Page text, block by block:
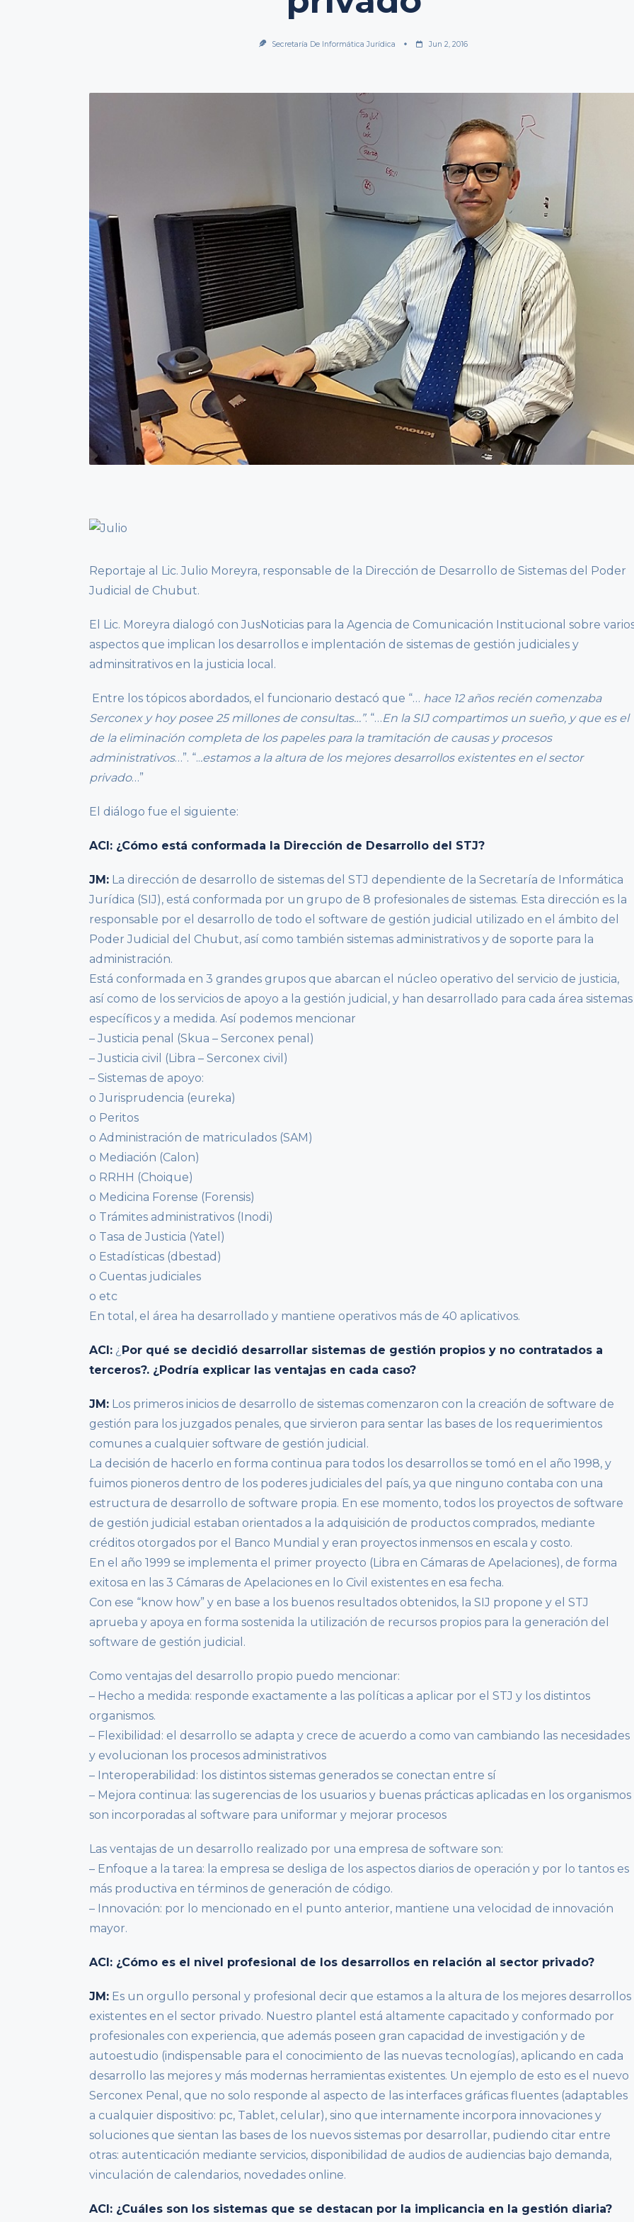
Secretaría De Informática Jurídica Jun 2, 2016
Reportaje al Lic. Julio Moreyra, responsable de la Dirección de Desarrollo de Sistemas del Poder
Judicial de Chubut.
El Lic. Moreyra dialogó con JusNoticias para la Agencia de Comunicación Institucional sobre
aspectos que implican los desarrollos e implentación de sistemas de gestión judiciales y
adminsitrativos en la justicia local.
Entre los tópicos abordados, el funcionario destacó que “… hace 12 años recién comenzaba
Serconex y hoy posee 25 millones de consultas…”. “…En la SIJ compartimos un sueño, y que es el
de la eliminación completa de los papeles para la tramitación de causas y procesos
administrativos…”. “...estamos a la altura de los mejores desarrollos existentes en el sector
privado…”
El diálogo fue el siguiente:
ACI: ¿Cómo está conformada la Dirección de Desarrollo del STJ?
JM: La dirección de desarrollo de sistemas del STJ dependiente de la Secretaría de Informática
Jurídica (SIJ), está conformada por un grupo de 8 profesionales de sistemas. Esta dirección es la
responsable por el desarrollo de todo el software de gestión judicial utilizado en el ámbito del
Poder Judicial del Chubut, así como también sistemas administrativos y de soporte para la
administración.
Está conformada en 3 grandes grupos que abarcan el núcleo operativo del servicio de justicia,
así como de los servicios de apoyo a la gestión judicial, y han desarrollado para cada área sistemas
específicos y a medida. Así podemos mencionar
– Justicia penal (Skua – Serconex penal)
– Justicia civil (Libra – Serconex civil)
– Sistemas de apoyo:
o Jurisprudencia (eureka)
o Peritos
o Administración de matriculados (SAM)
o Mediación (Calon)
o RRHH (Choique)
o Medicina Forense (Forensis)
o Trámites administrativos (Inodi)
o Tasa de Justicia (Yatel)
o Estadísticas (dbestad)
o Cuentas judiciales
o etc
En total, el área ha desarrollado y mantiene operativos más de 40 aplicativos.
ACI: ¿ Por qué se decidió desarrollar sistemas de gestión propios y no contratados a
terceros?. ¿Podría explicar las ventajas en cada caso?
JM: Los primeros inicios de desarrollo de sistemas comenzaron con la creación de software de
gestión para los juzgados penales, que sirvieron para sentar las bases de los requerimientos
comunes a cualquier software de gestión judicial.
La decisión de hacerlo en forma continua para todos los desarrollos se tomó en el año 1998, y
fuimos pioneros dentro de los poderes judiciales del país, ya que ninguno contaba con una
estructura de desarrollo de software propia. En ese momento, todos los proyectos de software
de gestión judicial estaban orientados a la adquisición de productos comprados, mediante
créditos otorgados por el Banco Mundial y eran proyectos inmensos en escala y costo.
En el año 1999 se implementa el primer proyecto (Libra en Cámaras de Apelaciones), de forma
exitosa en las 3 Cámaras de Apelaciones en lo Civil existentes en esa fecha.
Con ese “know how” y en base a los buenos resultados obtenidos, la SIJ propone y el STJ
aprueba y apoya en forma sostenida la utilización de recursos propios para la generación del
software de gestión judicial.
Como ventajas del desarrollo propio puedo mencionar:
– Hecho a medida: responde exactamente a las políticas a aplicar por el STJ y los distintos
organismos.
– Flexibilidad: el desarrollo se adapta y crece de acuerdo a como van cambiando las necesidades
y evolucionan los procesos administrativos
– Interoperabilidad: los distintos sistemas generados se conectan entre sí
– Mejora continua: las sugerencias de los usuarios y buenas prácticas aplicadas en los organismos
son incorporadas al software para uniformar y mejorar procesos
Las ventajas de un desarrollo realizado por una empresa de software son:
– Enfoque a la tarea: la empresa se desliga de los aspectos diarios de operación y por lo tantos es
más productiva en términos de generación de código.
– Innovación: por lo mencionado en el punto anterior, mantiene una velocidad de innovación
mayor.
ACI: ¿Cómo es el nivel profesional de los desarrollos en relación al sector privado?
JM: Es un orgullo personal y profesional decir que estamos a la altura de los mejores desarrollos
existentes en el sector privado. Nuestro plantel está altamente capacitado y conformado por
profesionales con experiencia, que además poseen gran capacidad de investigación y de
autoestudio (indispensable para el conocimiento de las nuevas tecnologías), aplicando en cada
desarrollo las mejores y más modernas herramientas existentes. Un ejemplo de esto es el nuevo
Serconex Penal, que no solo responde al aspecto de las interfaces gráficas fluentes (adaptables
a cualquier dispositivo: pc, Tablet, celular), sino que internamente incorpora innovaciones y
soluciones que sientan las bases de los nuevos sistemas por desarrollar, pudiendo citar entre
otras: autenticación mediante servicios, disponibilidad de audios de audiencias bajo demanda,
vinculación de calendarios, novedades online.
ACI: ¿Cuáles son los sistemas que se destacan por la implicancia en la gestión diaria?